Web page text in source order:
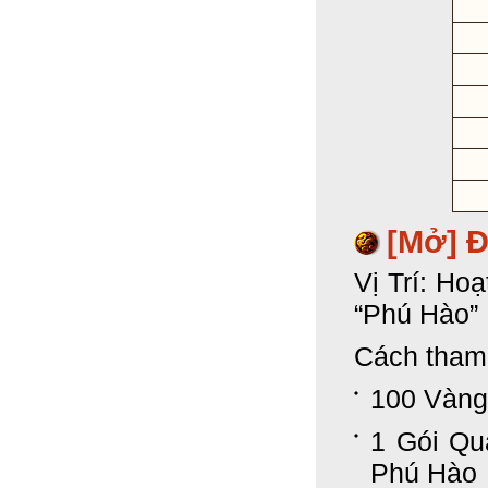
[Mở]
Vị Trí:
“Phú Hào”
Cách
100
1 Gói
Phú Hào